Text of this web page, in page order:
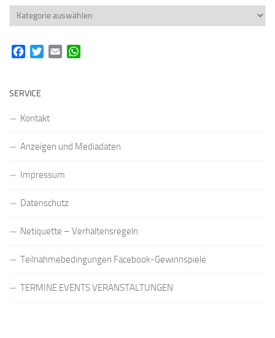
Rubriken
FacebookTwitterEmail
SERVICE
Kontakt
Anzeigen und Mediadaten
Impressum
Datenschutz
Netiquette – Verhaltensregeln
Teilnahmebedingungen Facebook-Gewinnspiele
TERMINE EVENTS VERANSTALTUNGEN